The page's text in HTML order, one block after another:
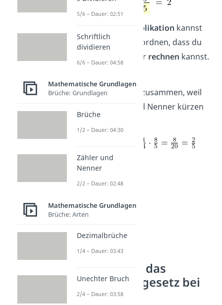
Multiplikation kannst
du Faktoren so umordnen, dass du
oder rechnen kannst.
und passen gut zusammen, weil
du dabei Zähler und Nenner kürzen
Wie nutzt du das
Kommutativgesetz bei
Variablen?
5/6 – Dauer: 02:51
Schriftlich
dividieren
6/6 – Dauer: 04:58
Mathematische Grundlagen
Brüche: Grundlagen
Brüche
1/2 – Dauer: 04:30
Zähler und
Nenner
2/2 – Dauer: 02:48
Mathematische Grundlagen
Brüche: Arten
Dezimalbrüche
1/4 – Dauer: 03:43
Unechter Bruch
2/4 – Dauer: 03:58